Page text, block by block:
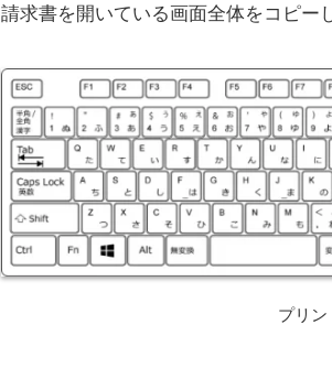
請求書を開いている画面全体をコピー
プリ